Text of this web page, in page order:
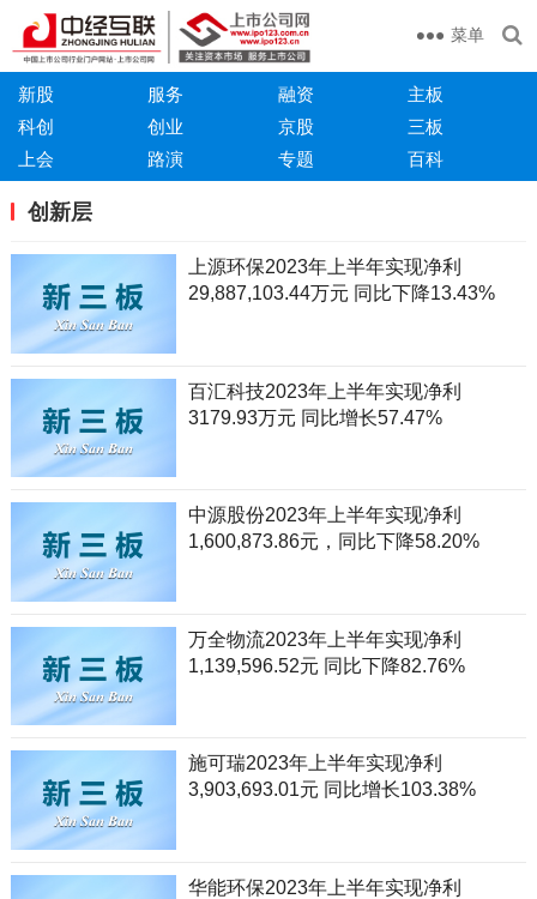
菜单
新股 服务 融资
主板
科创
创业 京股
三板
上会
路演 专题 百科
创新层
上源环保2023年上半年实现净利
29,887,103.44万元 同比下降13.43%
百汇科技2023年上半年实现净利
3179.93万元 同比增长57.47%
中源股份2023年上半年实现净利
1,600,873.86元，同比下降58.20%
万全物流2023年上半年实现净利
1,139,596.52元 同比下降82.76%
施可瑞2023年上半年实现净利
3,903,693.01元 同比增长103.38%
华能环保2023年上半年实现净利